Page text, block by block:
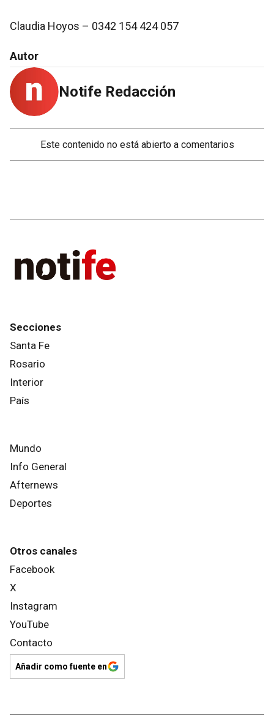
Claudia Hoyos – 0342 154 424 057
Autor
Notife Redacción
Este contenido no está abierto a comentarios
Secciones
Santa Fe
Rosario
Interior
País
Mundo
Info General
Afternews
Deportes
Otros canales
Facebook
X
Instagram
YouTube
Contacto
Añadir como fuente en